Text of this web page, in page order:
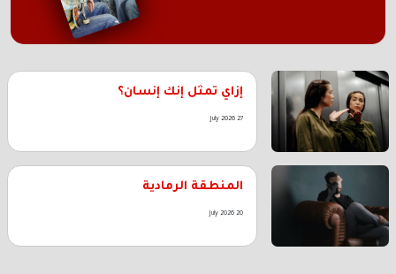
إزاي تمثل إنك إنسان؟
27 July 2026
المنطقة الرمادية
20 July 2026